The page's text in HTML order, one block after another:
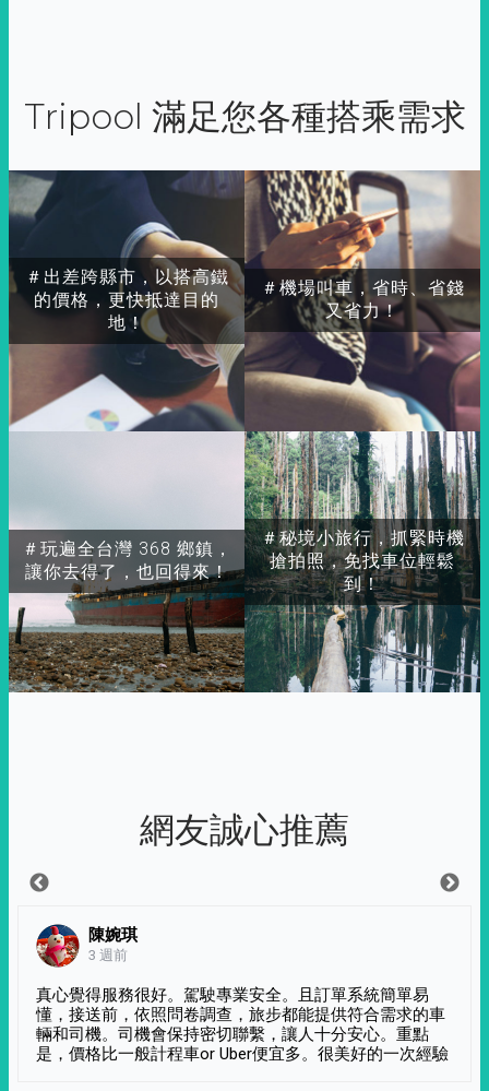
Tripool 滿足您各種搭乘需求
＃出差跨縣市，以搭高鐵
的價格，更快抵達目的
地！
＃玩遍全台灣 368 鄉鎮，
讓你去得了，也回得來！
＃秘境小旅行，抓緊時機
搶拍照，免找車位輕鬆
到！
＃機場叫車，省時、省錢
又省力！
網友誠心推薦
陳婉琪
3 週前
真心覺得服務很好。駕駛專業安全。且訂單系統簡單易
懂，接送前，依照問卷調查，旅步都能提供符合需求的車
輛和司機。司機會保持密切聯繫，讓人十分安心。重點
是，價格比一般計程車or Uber便宜多。很美好的一次經驗